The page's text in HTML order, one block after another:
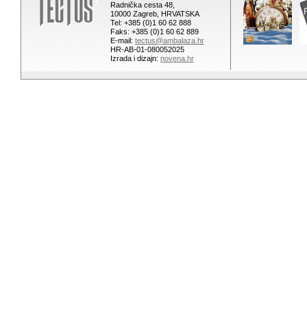
Radnička cesta 48,
10000 Zagreb, HRVATSKA
Tel: +385 (0)1 60 62 888
Faks: +385 (0)1 60 62 889
E-mail: tectus@ambalaza.hr
HR-AB-01-080052025
Izrada i dizajn: novena.hr